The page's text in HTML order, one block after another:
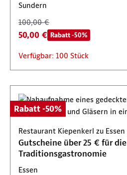
Sundern
100,00 €
50,00 € Rabatt -50%
Verfügbar: 100 Stück
Rabatt -50%
Restaurant Kiepenkerl zu Essen
Gutscheine über 25 € für die
Traditionsgastronomie
Essen